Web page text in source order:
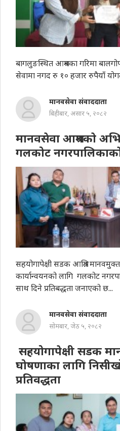
बागलुङस्थित आश्रमका गरिमा
सेवामा नगद रु १० हजार रुपैयाँ
मानवसेवा संवाददाता
बिहीबार, असार ५, २०८२
मानवसेवा आश्रमकाे
गलकोट नगरपालिकाकाे
सहयोगापेक्षी सडक आश्रित मानवमुक्त
कार्यान्वयनको लागि गलकोट
साथ दिने प्रतिबद्धता जनाएको छ...
मानवसेवा संवाददाता
सोमबार, जेठ ५, २०८२
सहयोगापेक्षी सडक
घोषणाका लागि
प्रतिवद्धता